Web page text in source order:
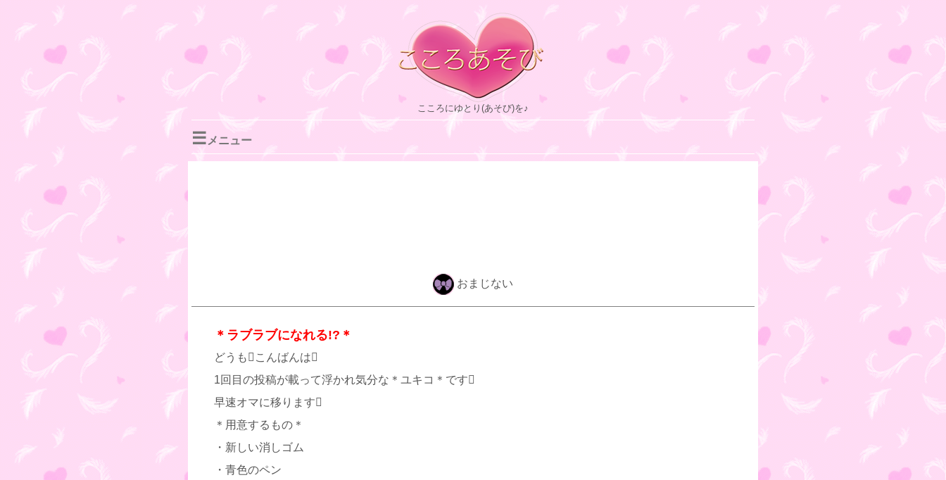
こころにゆとり(あそび)を♪
☰ メニュー
おまじない
＊ラブラブになれる!?＊
どうもこんばんは
1回目の投稿が載って浮かれ気分な＊ユキコ＊です
早速オマに移ります
＊用意するもの＊
・新しい消しゴム
・青色のペン